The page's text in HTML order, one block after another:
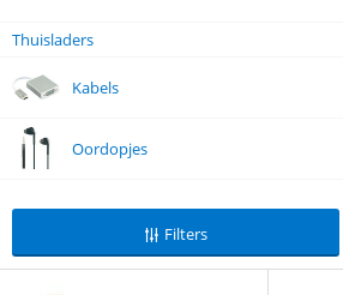
Thuisladers
Kabels
Oordopjes
Filters